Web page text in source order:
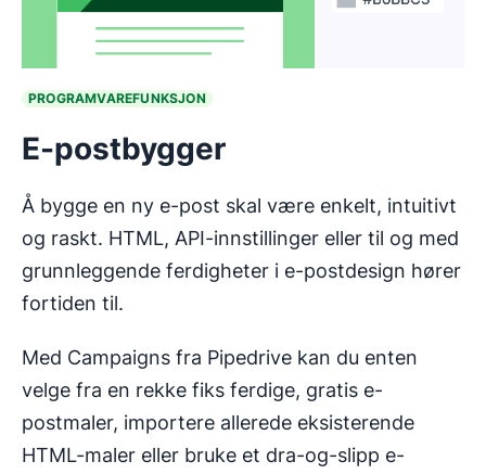
PROGRAMVAREFUNKSJON
E-postbygger
Å bygge en ny e-post skal være enkelt, intuitivt
og raskt. HTML, API-innstillinger eller til og med
grunnleggende ferdigheter i e-postdesign hører
fortiden til.
Med Campaigns fra Pipedrive kan du enten
velge fra en rekke fiks ferdige, gratis e-
postmaler, importere allerede eksisterende
HTML-maler eller bruke et dra-og-slipp e-